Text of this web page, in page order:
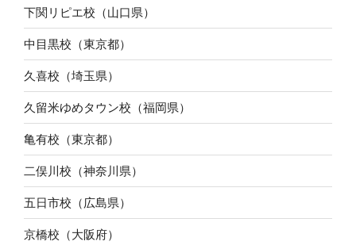
下関リピエ校（山口県）
中目黒校（東京都）
久喜校（埼玉県）
久留米ゆめタウン校（福岡県）
亀有校（東京都）
二俣川校（神奈川県）
五日市校（広島県）
京橋校（大阪府）